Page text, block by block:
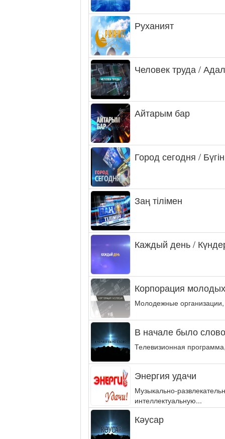
Руханият
Человек труда /
Айтарым бар
Город сегодня /
Заң тілімен
Каждый день /
Корпорация
Молодежные
В начале было
Телевизионная
Энергия удачи
Музыкально-
интеллектуальную...
Кәусар